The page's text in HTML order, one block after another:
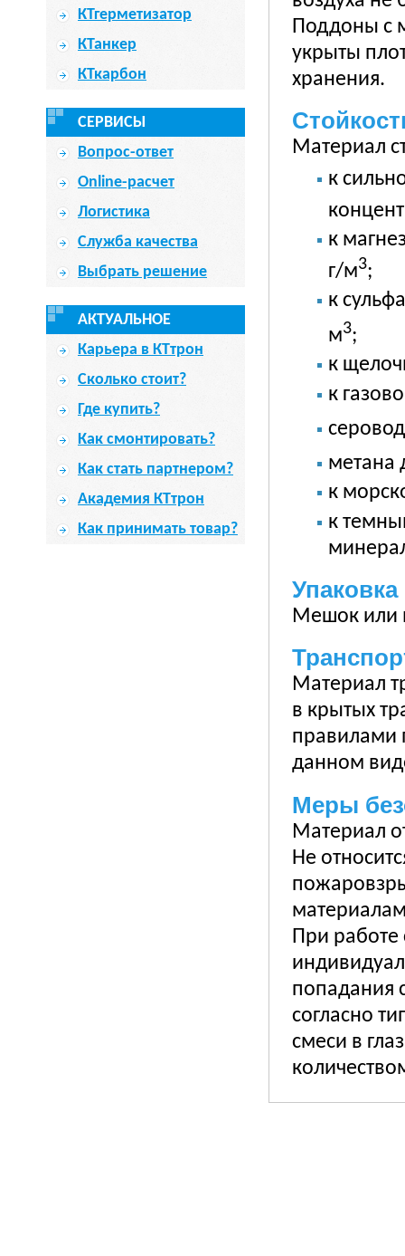
КТгерметизатор
КТанкер
КТкарбон
СЕРВИСЫ
Вопрос-ответ
Online-расчет
Логистика
Служба качества
Выбрать решение
АКТУАЛЬНОЕ
Карьера в КТтрон
Сколько стоит?
Где купить?
Как смонтировать?
Как стать партнером?
Академия КТтрон
Как принимать товар?
Поддоны с
укрыты
хранения.
Материал
к
к
г/м3;
к
м3;
к
к
метана
к
к
Упаковка
Мешок или
Материал
в крытых
правилами
данном
Меры
Материал
Не
При работе
попадания
согласно
смеси в